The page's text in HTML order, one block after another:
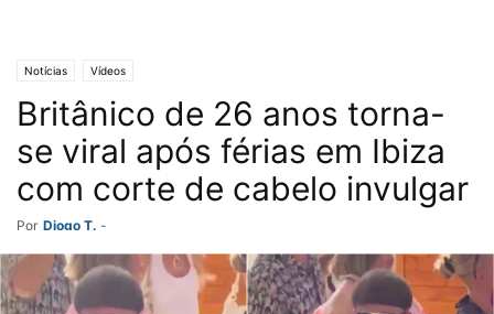
Notícias Vídeos
Britânico de 26 anos torna-
se viral após férias em Ibiza
com corte de cabelo invulgar
Por Diogo T. -